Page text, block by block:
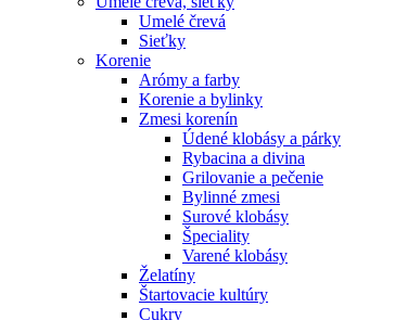
Umelé črevá
Sieťky
Korenie
Arómy a farby
Korenie a bylinky
Zmesi korenín
Údené klobásy a párky
Rybacina a divina
Grilovanie a pečenie
Bylinné zmesi
Surové klobásy
Špeciality
Varené klobásy
Želatíny
Štartovacie kultúry
Cukry